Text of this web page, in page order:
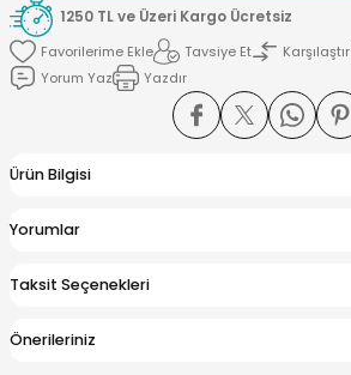
1250 TL ve Üzeri Kargo Ücretsiz
Tavsiye Et
Karşılaştır
Yorum Yaz
Yazdır
Ürün Bilgisi
Yorumlar
Taksit Seçenekleri
Önerileriniz